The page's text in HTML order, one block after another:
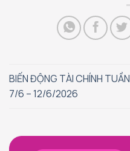
BIẾN ĐỘNG TÀI CHÍNH TUẦN
7/6 – 12/6/2026